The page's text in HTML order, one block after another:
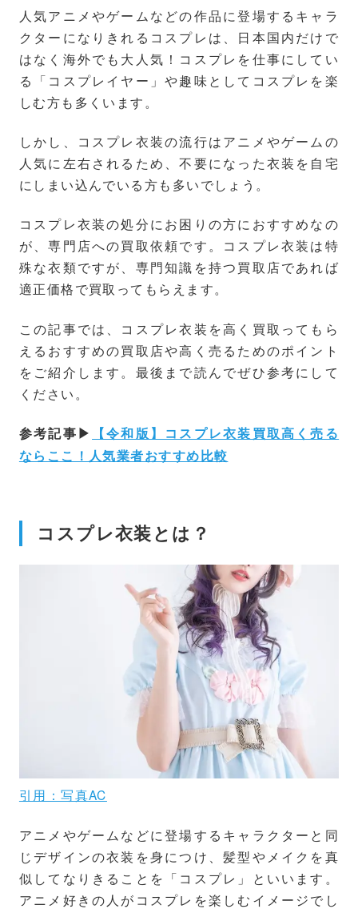
人気アニメやゲームなどの作品に登場するキャラ
クターになりきれるコスプレは、日本国内だけで
はなく海外でも大人気！コスプレを仕事にしてい
る「コスプレイヤー」や趣味としてコスプレを楽
しむ方も多くいます。
しかし、コスプレ衣装の流行はアニメやゲームの
人気に左右されるため、不要になった衣装を自宅
にしまい込んでいる方も多いでしょう。
コスプレ衣装の処分にお困りの方におすすめなの
が、専門店への買取依頼です。コスプレ衣装は特
殊な衣類ですが、専門知識を持つ買取店であれば
適正価格で買取ってもらえます。
この記事では、コスプレ衣装を高く買取ってもら
えるおすすめの買取店や高く売るためのポイント
をご紹介します。最後まで読んでぜひ参考にして
ください。
参考記事▶
【令和版】コスプレ衣装買取高く売る
ならここ！人気業者おすすめ比較
コスプレ衣装とは？
引用：写真AC
アニメやゲームなどに登場するキャラクターと同
じデザインの衣装を身につけ、髪型やメイクを真
似してなりきることを「コスプレ」といいます。
アニメ好きの人がコスプレを楽しむイメージでし